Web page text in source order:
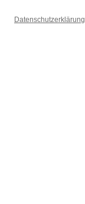
Datenschutzerklärung